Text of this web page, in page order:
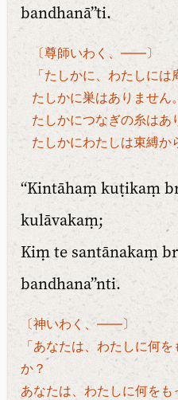
bandhanā”ti.
〔尊師いわく、――〕
「たしかに、わたしには
たしかに巣はありません。
たしかにつなぎの糸はあ
たしかにわたしは束縛か
“Kintāhaṃ kuṭikaṃ
kulāvakaṃ;
Kiṃ te santānakaṃ
bandhana”nti.
〔神いわく、――〕
「あなたは、わたしに何
か？
あなたは、わたしに何をも